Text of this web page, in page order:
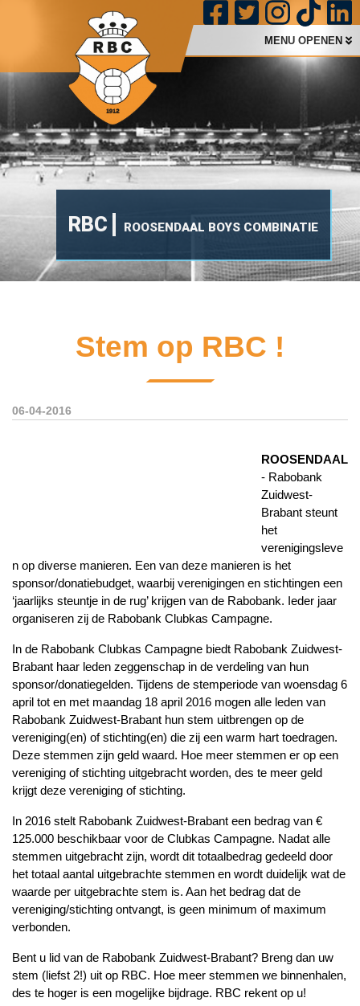
RBC ROOSENDAAL BOYS COMBINATIE
MENU OPENEN
Stem op RBC !
06-04-2016
ROOSENDAAL
- Rabobank
Zuidwest-
Brabant steunt
het
verenigingsleve
n op diverse manieren. Een van deze manieren is het
sponsor/donatiebudget, waarbij verenigingen en stichtingen een
‘jaarlijks steuntje in de rug’ krijgen van de Rabobank. Ieder jaar
organiseren zij de Rabobank Clubkas Campagne.
In de Rabobank Clubkas Campagne biedt Rabobank Zuidwest-
Brabant haar leden zeggenschap in de verdeling van hun
sponsor/donatiegelden. Tijdens de stemperiode van woensdag 6
april tot en met maandag 18 april 2016 mogen alle leden van
Rabobank Zuidwest-Brabant hun stem uitbrengen op de
vereniging(en) of stichting(en) die zij een warm hart toedragen.
Deze stemmen zijn geld waard. Hoe meer stemmen er op een
vereniging of stichting uitgebracht worden, des te meer geld
krijgt deze vereniging of stichting.
In 2016 stelt Rabobank Zuidwest-Brabant een bedrag van €
125.000 beschikbaar voor de Clubkas Campagne. Nadat alle
stemmen uitgebracht zijn, wordt dit totaalbedrag gedeeld door
het totaal aantal uitgebrachte stemmen en wordt duidelijk wat de
waarde per uitgebrachte stem is. Aan het bedrag dat de
vereniging/stichting ontvangt, is geen minimum of maximum
verbonden.
Bent u lid van de Rabobank Zuidwest-Brabant? Breng dan uw
stem (liefst 2!) uit op RBC. Hoe meer stemmen we binnenhalen,
des te hoger is een mogelijke bijdrage. RBC rekent op u!